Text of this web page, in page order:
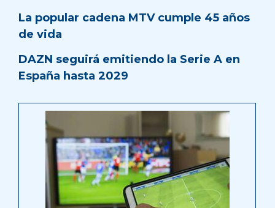
La popular cadena MTV cumple 45 años
de vida
DAZN seguirá emitiendo la Serie A en
España hasta 2029